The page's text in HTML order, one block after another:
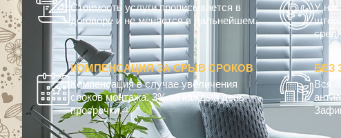
Стоимость услуги прописывается в
договоре и не меняется в дальнейшем.
У
КОМПЕНСАЦИЯ ЗА СРЫВ СРОКОВ
Компенсация в случае увеличения
сроков монтажа. 3% за каждый день
просрочки.
БЕЗ
Вся